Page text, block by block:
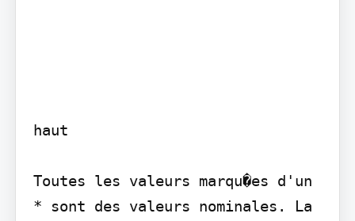
haut
Toutes les valeurs marqu�es d'un
* sont des valeurs nominales. La